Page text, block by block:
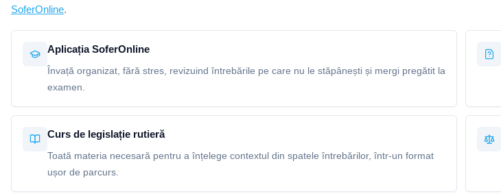
SoferOnline.
Aplicația SoferOnline
Învață organizat, fără stres, revizuind întrebările pe care nu le stăpânești și mergi pregătit la
examen.
Curs de legislație rutieră
Toată materia necesară pentru a înțelege contextul din spatele întrebărilor, într-un format
ușor de parcurs.